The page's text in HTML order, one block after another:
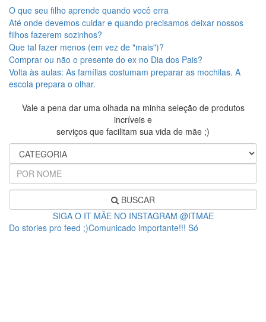
O que seu filho aprende quando você erra
Até onde devemos cuidar e quando precisamos deixar nossos
filhos fazerem sozinhos?
Que tal fazer menos (em vez de "mais")?
Comprar ou não o presente do ex no Dia dos Pais?
Volta às aulas: As famílias costumam preparar as mochilas. A
escola prepara o olhar.
Vale a pena dar uma olhada na minha seleção de produtos
incríveis e
serviços que facilitam sua vida de mãe ;)
BUSCAR
SIGA O IT MÃE NO INSTAGRAM @ITMAE
Do stories pro feed ;)Comunicado importante!!! Só